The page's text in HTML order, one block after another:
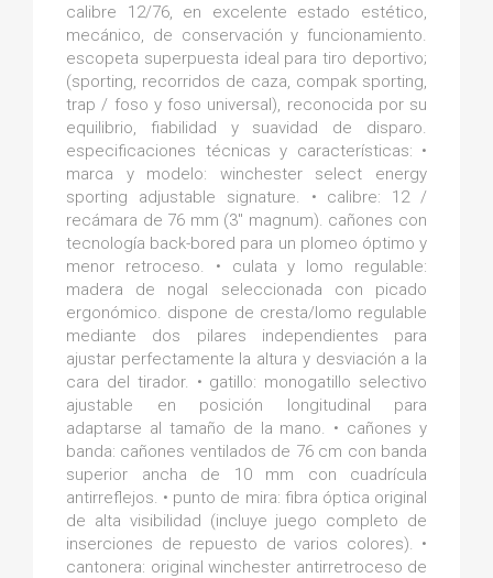
calibre 12/76, en excelente estado estético,
mecánico, de conservación y funcionamiento.
escopeta superpuesta ideal para tiro deportivo;
(sporting, recorridos de caza, compak sporting,
trap / foso y foso universal), reconocida por su
equilibrio, fiabilidad y suavidad de disparo.
especificaciones técnicas y características: •
marca y modelo: winchester select energy
sporting adjustable signature. • calibre: 12 /
recámara de 76 mm (3" magnum). cañones con
tecnología back-bored para un plomeo óptimo y
menor retroceso. • culata y lomo regulable:
madera de nogal seleccionada con picado
ergonómico. dispone de cresta/lomo regulable
mediante dos pilares independientes para
ajustar perfectamente la altura y desviación a la
cara del tirador. • gatillo: monogatillo selectivo
ajustable en posición longitudinal para
adaptarse al tamaño de la mano. • cañones y
banda: cañones ventilados de 76 cm con banda
superior ancha de 10 mm con cuadrícula
antirreflejos. • punto de mira: fibra óptica original
de alta visibilidad (incluye juego completo de
inserciones de repuesto de varios colores). •
cantonera: original winchester antirretroceso de